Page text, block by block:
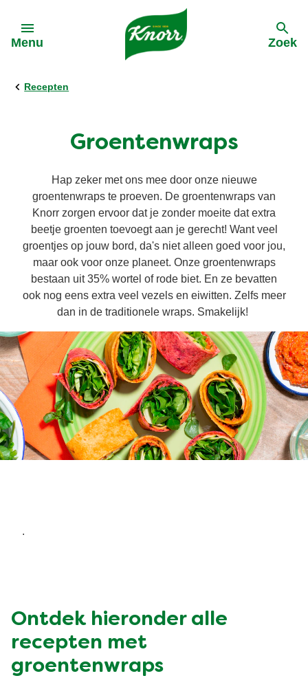
Menu
terug
Alle Recepten
Soep
Groentepasta
Snel en makkelijk
Vegetarisch
Ingrediënten
Groentewraps
terug
Soep
Groentepasta
Sauzen
Kruiding
Groentewraps
Kant en Klaar
Snackpots
terug
terug
Dinnerdate
Zoek
Recepten
Groentenwraps
Hap zeker met ons mee door onze nieuwe
groentenwraps te proeven. De groentenwraps van
Knorr zorgen ervoor dat je zonder moeite dat extra
beetje groenten toevoegt aan je gerecht! Want veel
groentjes op jouw bord, da's niet alleen goed voor jou,
maar ook voor onze planeet. Onze groentenwraps
bestaan uit 35% wortel of rode biet. En ze bevatten
ook nog eens extra veel vezels en eiwitten. Zelfs meer
dan in de traditionele wraps. Smakelijk!
.
Ontdek hieronder alle
recepten met
groentenwraps